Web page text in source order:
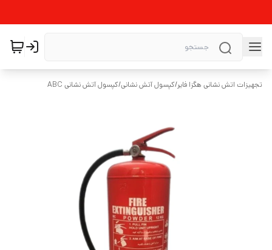
تجهیزات اتش نشانی هگزا فایر/کپسول آتش نشانی/کپسول آتش نشانی ABC